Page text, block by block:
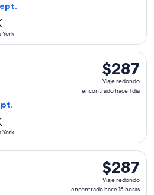
York
$287
Viaje
redondo,
$287
Viaje redondo
encontrado hace 1 día
York
con salida el lun, 14 sept.
$287
Viaje
redondo,
$287
Viaje redondo
encontrado hace 15 horas
con salida el mar, 29 sept.